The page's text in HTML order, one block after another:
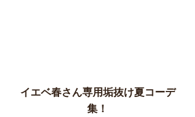
イエベ春さん専用垢抜け夏コーデ
集！